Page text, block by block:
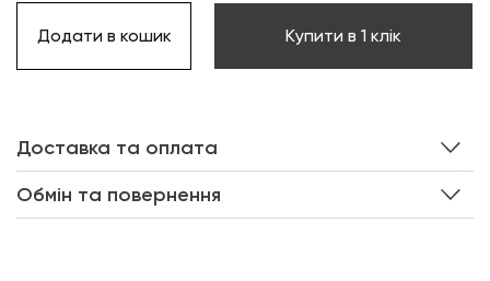
Додати в кошик Купити в 1 клік
Доставка та оплата
Обмін та повернення